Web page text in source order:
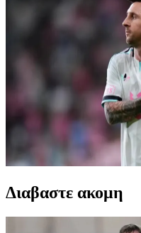
Διαβαστε ακομη